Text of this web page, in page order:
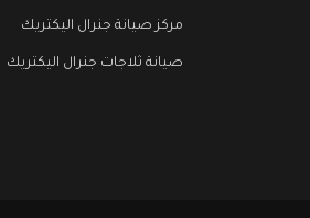
مركز صيانة جنرال اليكتريك
صيانة ثلاجات جنرال اليكتريك